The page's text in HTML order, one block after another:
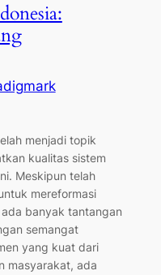
menjadi topik
kualitas sistem
Meskipun telah
mereformasi
banyak tantangan
semangat
yang kuat dari
masyarakat, ada